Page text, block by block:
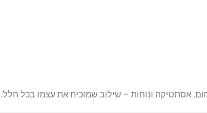
אסתטיקה ונוחות – שילוב שמוכיח את עצמו בכל חלל.